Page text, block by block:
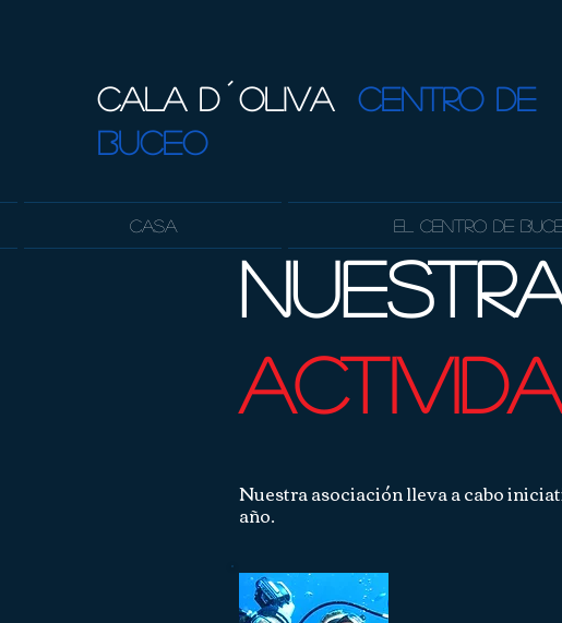
Nuestra asociación lleva a cabo
año.
Casa El Centro de
CALA D´OLIVA
CENTRO DE
BUCEO